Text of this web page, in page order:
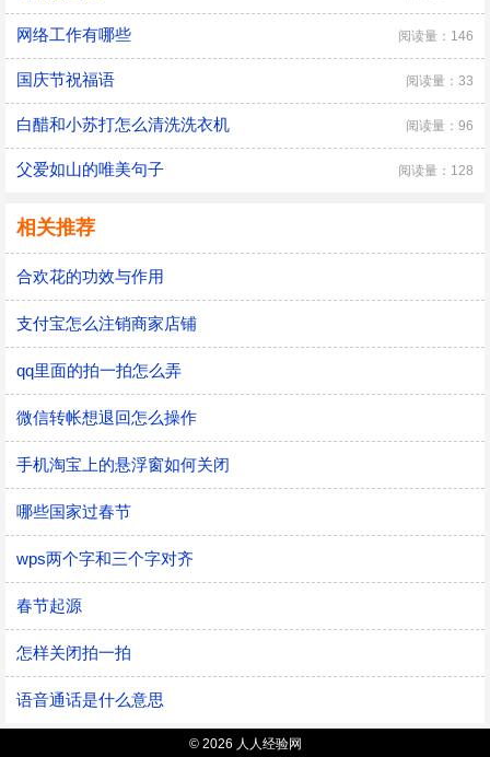
网络工作有哪些 阅读量：146
国庆节祝福语 阅读量：33
白醋和小苏打怎么清洗洗衣机 阅读量：96
父爱如山的唯美句子 阅读量：128
相关推荐
合欢花的功效与作用
支付宝怎么注销商家店铺
qq里面的拍一拍怎么弄
微信转帐想退回怎么操作
手机淘宝上的悬浮窗如何关闭
哪些国家过春节
wps两个字和三个字对齐
春节起源
怎样关闭拍一拍
语音通话是什么意思
© 2026 人人经验网